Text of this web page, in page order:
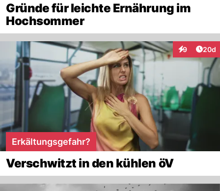
Gründe für leichte Ernährung im
Hochsommer
9
Interaktionen
20d
Erkältungsgefahr?
Verschwitzt in den kühlen öV